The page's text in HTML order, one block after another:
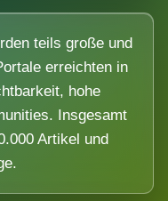
teils große und
erreichten in
hohe
Insgesamt
Artikel und